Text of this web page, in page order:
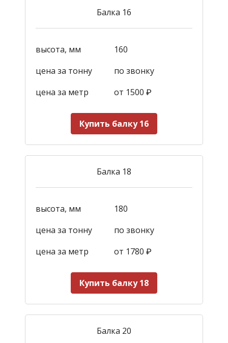
Балка 16
высота, мм
160
цена за тонну
по звонку
цена за метр
от 1500 ₽
Купить балку 16
Балка 18
высота, мм
180
цена за тонну
по звонку
цена за метр
от 1780 ₽
Купить балку 18
Балка 20